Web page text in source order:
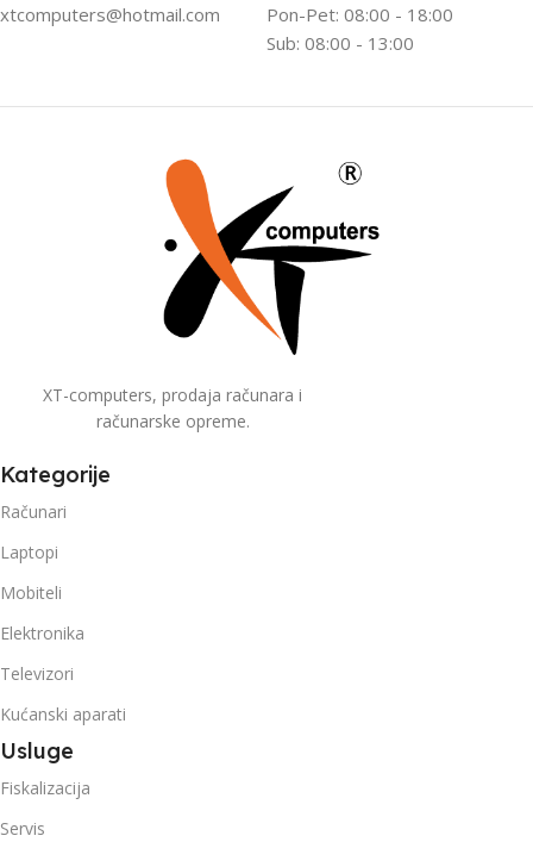
xtcomputers@hotmail.com
Pon-Pet: 08:00 - 18:00
Sub: 08:00 - 13:00
XT-computers, prodaja računara i
računarske opreme.
Kategorije
Računari
Laptopi
Mobiteli
Elektronika
Televizori
Kućanski aparati
Usluge
Fiskalizacija
Servis